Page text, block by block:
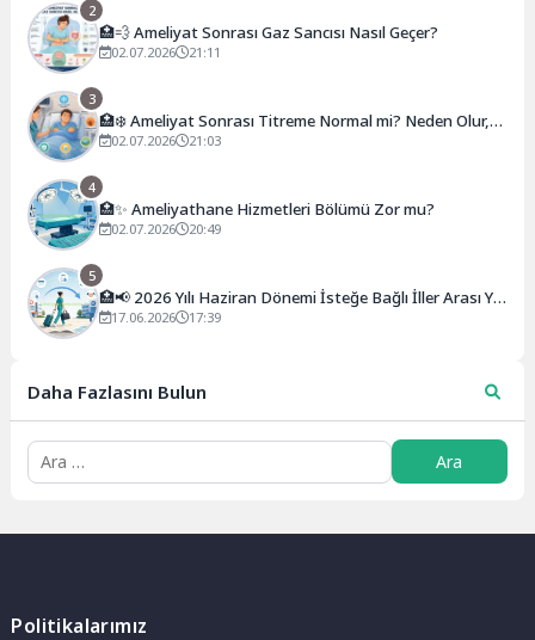
2
🏥💨 Ameliyat Sonrası Gaz Sancısı Nasıl Geçer?
02.07.2026 21:11
3
🏥❄️ Ameliyat Sonrası Titreme Normal mi? Neden Olur,
Ne Kadar Sürer, Ne Zaman Geçer?
02.07.2026 21:03
4
🏥✨ Ameliyathane Hizmetleri Bölümü Zor mu?
02.07.2026 20:49
5
🏥📢 2026 Yılı Haziran Dönemi İsteğe Bağlı İller Arası Yer
Değiştirme Kurası Açıklandı!
17.06.2026 17:39
Daha Fazlasını Bulun
Politikalarımız